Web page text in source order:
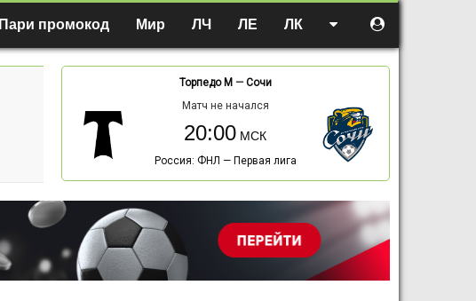
Пари промокод Мир ЛЧ ЛЕ ЛК
Торпедо М — Сочи
Матч не начался
20:00
Россия: ФНЛ — Первая лига